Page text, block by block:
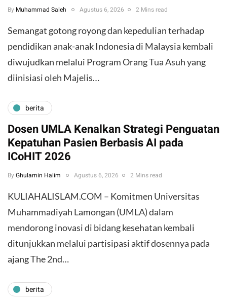
By Muhammad Saleh Agustus 6, 2026 2 Mins read
​Semangat gotong royong dan kepedulian terhadap
pendidikan anak-anak Indonesia di Malaysia kembali
diwujudkan melalui Program Orang Tua Asuh yang
diinisiasi oleh Majelis…
berita
Dosen UMLA Kenalkan Strategi Penguatan
Kepatuhan Pasien Berbasis AI pada
ICoHIT 2026
By Ghulamin Halim Agustus 6, 2026 2 Mins read
KULIAHALISLAM.COM – Komitmen Universitas
Muhammadiyah Lamongan (UMLA) dalam
mendorong inovasi di bidang kesehatan kembali
ditunjukkan melalui partisipasi aktif dosennya pada
ajang The 2nd…
berita